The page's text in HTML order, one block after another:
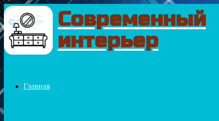
Menu
Современный
интерьер
Главная